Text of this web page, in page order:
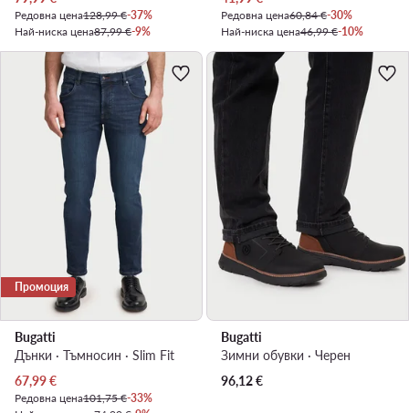
Редовна цена128,99 €-37%
Най-ниска цена87,99 €-9%
Редовна цена60,84 €-30%
Най-ниска цена46,99 €-10%
Промоция
Bugatti
Дънки · Тъмносин · Slim Fit
Актуална цена
67,99€
Редовна цена101,75 €-33%
Bugatti
Зимни обувки · Черен
96,12€